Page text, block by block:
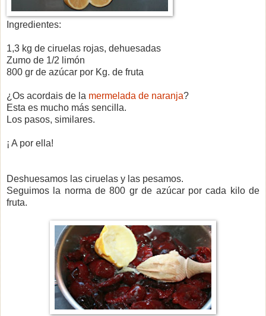
Ingredientes:
1,3 kg de ciruelas rojas, dehuesadas
Zumo de 1/2 limón
800 gr de azúcar por Kg. de fruta
¿Os acordais de la mermelada de naranja?
Esta es mucho más sencilla.
Los pasos, similares.
¡ A por ella!
Deshuesamos las ciruelas y las pesamos.
Seguimos la norma de 800 gr de azúcar por cada kilo de
fruta.